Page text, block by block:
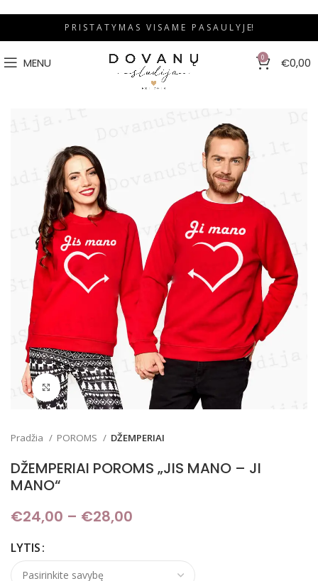
P R I S T A T Y M A S V I S A M E P A S A U L Y J E!
MENU 0 €0,00
Padidinti
Pradžia POROMS DŽEMPERIAI
DŽEMPERIAI POROMS „JIS MANO – JI
MANO“
€24,00 – €28,00
LYTIS